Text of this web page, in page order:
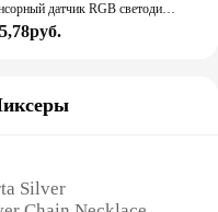
Сенсорный датчик RGB светодиодный ночник с кроликом, 16 цветов, USB перезаряжаемая силиконовая лампа в виде кролика для детей, детские игрушки, подарок на фестиваль
Silver